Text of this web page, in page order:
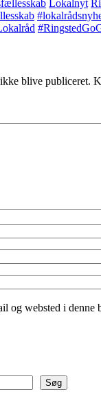
Lokalnyt
blive publiceret.
og websted i denne
Søg